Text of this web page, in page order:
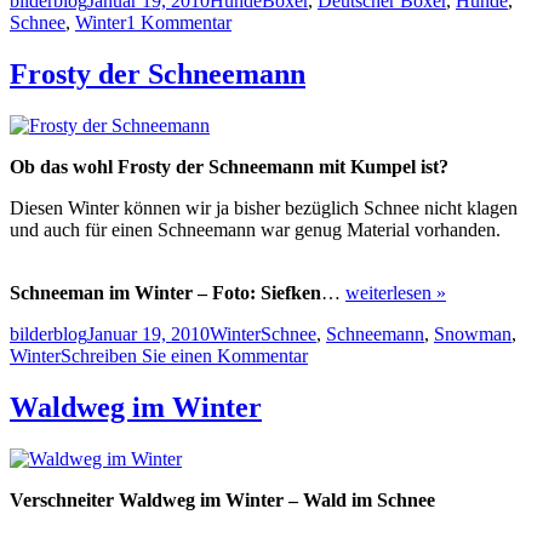
am
Schnee, Winter1 Kommentarzu
–
Hund
Hundebilder
Frosty der Schneemann
Ob das wohl Frosty der Schneemann mit Kumpel ist?
Diesen Winter können wir ja bisher bezüglich Schnee nicht klagen
und auch für einen Schneemann war genug Material vorhanden.
Schneeman im Winter – Foto: Siefken… weiterlesen »
Autor
bilderblogVeröffentlicht
am
Januar 19, 2010Kategorien
WinterSchlagwörter
Schnee, Schneemann, Snowman,
WinterSchreiben Sie einen Kommentarzu
Waldweg im Winter
Verschneiter Waldweg im Winter – Wald im Schnee